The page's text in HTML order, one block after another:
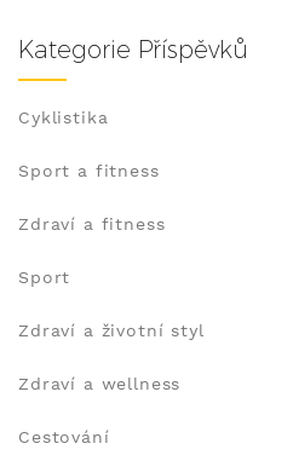
Kategorie Příspěvků
Cyklistika
Sport a fitness
Zdraví a fitness
Sport
Zdraví a životní styl
Zdraví a wellness
Cestování